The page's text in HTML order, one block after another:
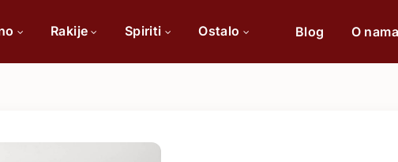
Cabernet Sauvignon
Rakije Spiriti Ostalo Blog O nama